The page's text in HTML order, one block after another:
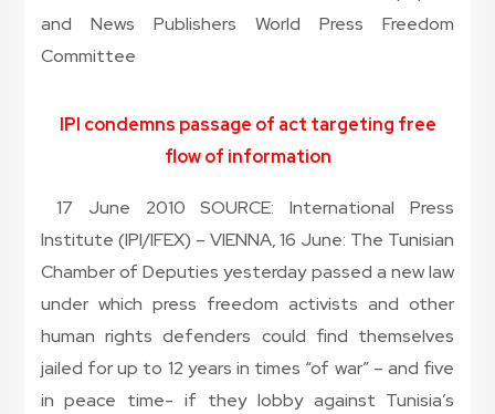
and News Publishers World Press Freedom
Committee
IPI condemns passage of act targeting free
flow of information
17 June 2010 SOURCE: International Press
Institute (IPI/IFEX) – VIENNA, 16 June: The Tunisian
Chamber of Deputies yesterday passed a new law
under which press freedom activists and other
human rights defenders could find themselves
jailed for up to 12 years in times “of war” – and five
in peace time- if they lobby against Tunisia’s